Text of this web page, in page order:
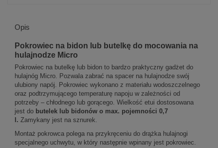
Opis
Pokrowiec na bidon lub butelkę do mocowania na
hulajnodze Micro
Pokrowiec na butelkę lub bidon to bardzo praktyczny gadżet do
hulajnóg Micro. Pozwala zabrać na spacer na hulajnodze swój
ulubiony napój. Pokrowiec wykonano z materiału wodoszczelnego
oraz podtrzymującego temperaturę napoju w zależności od
potrzeby – chłodnego lub gorącego. Wielkość etui dostosowana
jest do butelek lub bidonów o max. pojemności 0,7
l. Zamykany jest na sznurek.
Montaż pokrowca polega na przykręceniu do drążka hulajnogi
specjalnego uchwytu, w który następnie wpinany jest pokrowiec.